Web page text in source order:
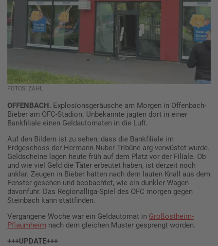
FOTOS: ZAHL
OFFENBACH. Explosionsgeräusche am Morgen in Offenbach-
Bieber am OFC-Stadion. Unbekannte jagten dort in einer
Bankfiliale einen Geldautomaten in die Luft.
Auf den Bildern ist zu sehen, dass die Bankfiliale im
Erdgeschoss der Hermann-Nuber-Tribüne arg verwüstet wurde.
Geldscheine lagen heute früh auf dem Platz vor der Filiale. Ob
und wie viel Geld die Täter erbeutet haben, ist derzeit noch
unklar. Zeugen in Bieber hatten nach dem lauten Knall aus dem
Fenster gesehen und beobachtet, wie ein dunkler Wagen
davonfuhr. Das Regionalliga-Spiel des OFC morgen gegen
Steinbach kann stattfinden.
Vergangene Woche war ein Geldautomat in Großostheim-
Pflaumheim nach dem gleichen Muster gesprengt worden.
+++UPDATE+++